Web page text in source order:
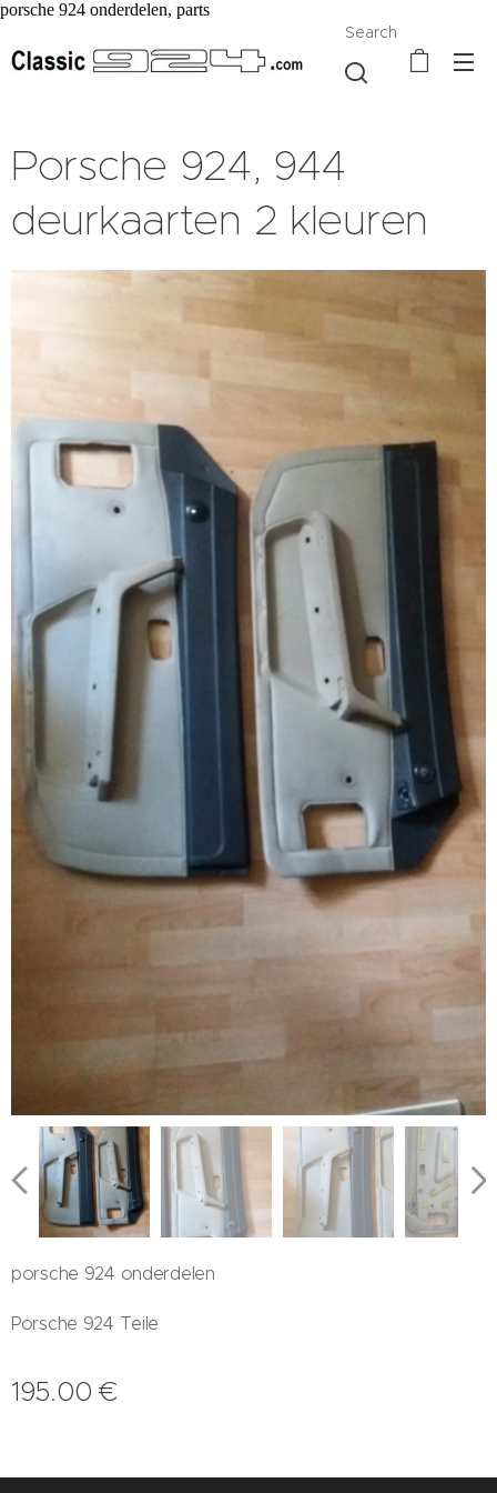
porsche 924 onderdelen, parts
Search
Porsche 924, 944
deurkaarten 2 kleuren
porsche 924 onderdelen
Porsche 924 Teile
195.00 €